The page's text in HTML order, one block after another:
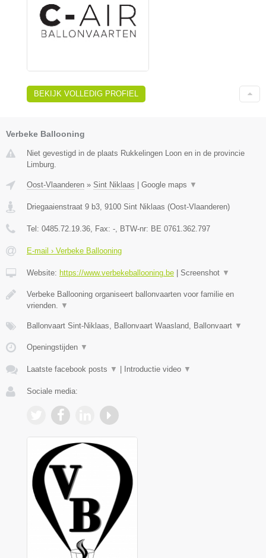
BEKIJK VOLLEDIG PROFIEL
Verbeke Ballooning
Niet gevestigd in de plaats Rukkelingen Loon en in de provincie
Limburg.
Oost-Vlaanderen » Sint Niklaas | Google maps ▼
Driegaaienstraat 9 b3 9100 Sint Niklaas (Oost-Vlaanderen)
Tel: 0485.72.19.36 , Fax: - , BTW-nr: BE 0761.362.797
E-mail › Verbeke Ballooning
Website: https://www.verbekeballooning.be | Screenshot ▼
Verbeke Ballooning organiseert ballonvaarten voor familie en
vrienden.
▼
Ballonvaart Sint-Niklaas, Ballonvaart Waasland, Ballonvaart ▼
Openingstijden ▼
Laatste facebook posts ▼ | Introductie video ▼
Sociale media: